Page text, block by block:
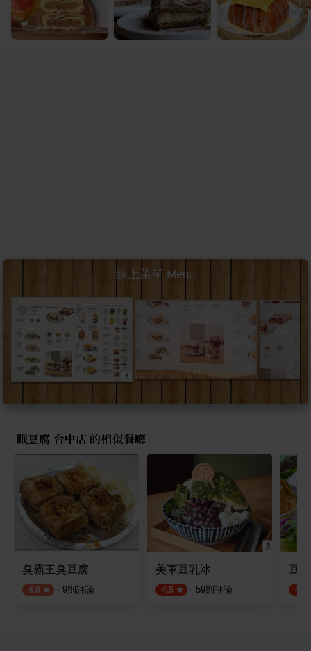
線上菜單 Menu
眠豆腐 台中店 的相似餐廳
臭霸王臭豆腐
4.0 · 9則評論
美軍豆乳冰
4.5 · 59則評論
豆
4.5